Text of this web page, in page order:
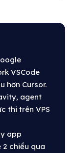
VSCode
hơn Cursor.
agent
thi trên VPS
app
chiều qua